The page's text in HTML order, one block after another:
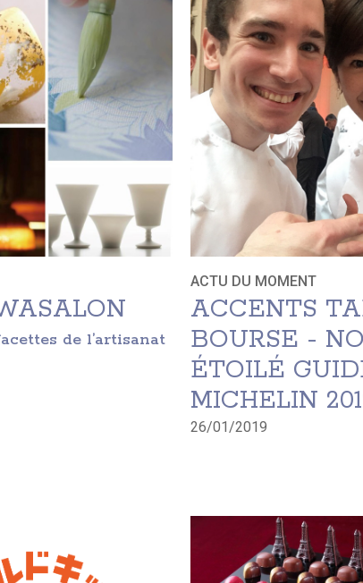
de l’artisanat
ACTU DU MOMENT
ACCENTS
BOURSE -
ÉTOILÉ
MICHELIN
26/01/2019